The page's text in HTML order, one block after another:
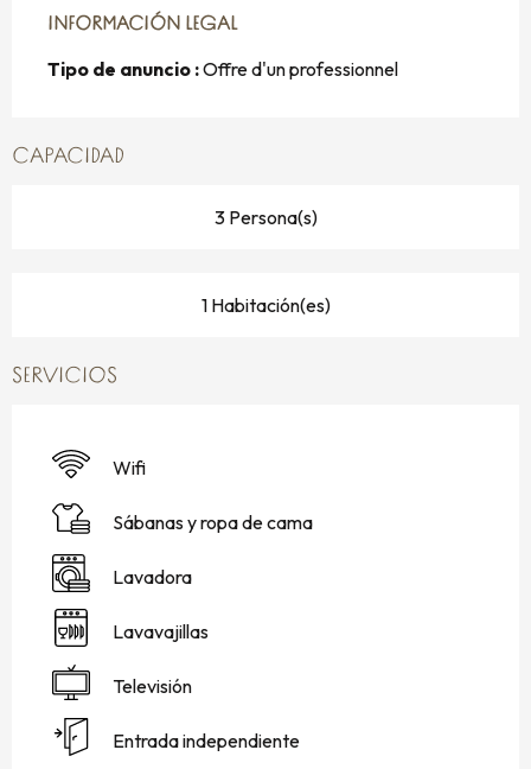
INFORMACIÓN LEGAL
INFORMACIÓN LEGAL
Tipo de anuncio :Offre d'un professionnel
CAPACIDAD
3 Persona(s)
1 Habitación(es)
SERVICIOS
Wifi
Sábanas y ropa de cama
Lavadora
Lavavajillas
Televisión
Entrada independiente